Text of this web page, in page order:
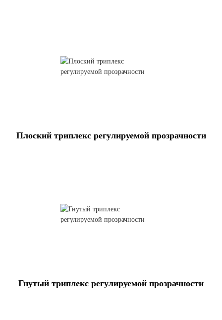
Плоский триплекс регулируемой прозрачности
Гнутый триплекс регулируемой прозрачности